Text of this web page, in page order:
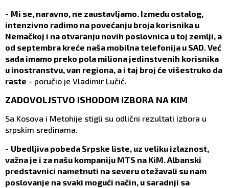
- Mi se, naravno, ne zaustavljamo. Između ostalog,
intenzivno radimo na povećanju broja korisnika u
Nemačkoj i na otvaranju novih poslovnica u toj zemlji, a
od septembra kreće naša mobilna telefonija u SAD. Već
sada imamo preko pola miliona jedinstvenih korisnika
u inostranstvu, van regiona, a i taj broj će višestruko da
raste - poručio je Vladimir Lučić.
ZADOVOLJSTVO ISHODOM IZBORA NA KIM
Sa Kosova i Metohije stigli su odlični rezultati izbora u
srpskim sredinama.
- Ubedljiva pobeda Srpske liste, uz veliku izlaznost,
važna je i za našu kompaniju MTS na KiM. Albanski
predstavnici nametnuti na severu otežavali su nam
poslovanje na svaki mogući način, u saradnji sa